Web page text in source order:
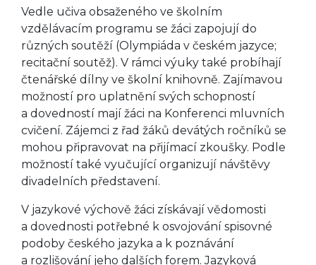
Vedle učiva obsaženého ve školním
vzdělávacím programu se žáci zapojují do
různých soutěží (Olympiáda v českém jazyce;
recitační soutěž). V rámci výuky také probíhají
čtenářské dílny ve školní knihovně. Zajímavou
možností pro uplatnění svých schopností
a dovedností mají žáci na Konferenci mluvních
cvičení. Zájemci z řad žáků devátých ročníků se
mohou připravovat na přijímací zkoušky. Podle
možností také vyučující organizují návštěvy
divadelních představení.
V jazykové výchově žáci získávají vědomosti
a dovednosti potřebné k osvojování spisovné
podoby českého jazyka a k poznávání
a rozlišování jeho dalších forem. Jazyková